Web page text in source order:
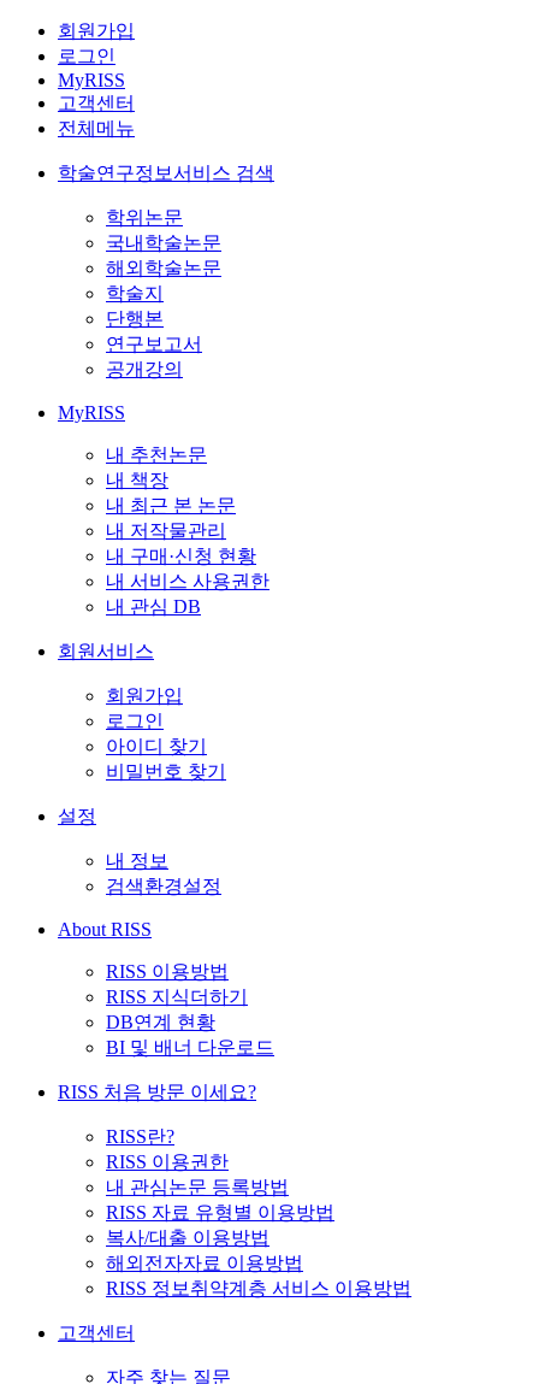
회원가입
로그인
MyRISS
고객센터
전체메뉴
학술연구정보서비스 검색
학위논문
국내학술논문
해외학술논문
학술지
단행본
연구보고서
공개강의
MyRISS
내 추천논문
내 책장
내 최근 본 논문
내 저작물관리
내 구매·신청 현황
내 서비스 사용권한
내 관심 DB
회원서비스
회원가입
로그인
아이디 찾기
비밀번호 찾기
설정
내 정보
검색환경설정
About RISS
RISS 이용방법
RISS 지식더하기
DB연계 현황
BI 및 배너 다운로드
RISS 처음 방문 이세요?
RISS란?
RISS 이용권한
내 관심논문 등록방법
RISS 자료 유형별 이용방법
복사/대출 이용방법
해외전자자료 이용방법
RISS 정보취약계층 서비스 이용방법
고객센터
자주 찾는 질문